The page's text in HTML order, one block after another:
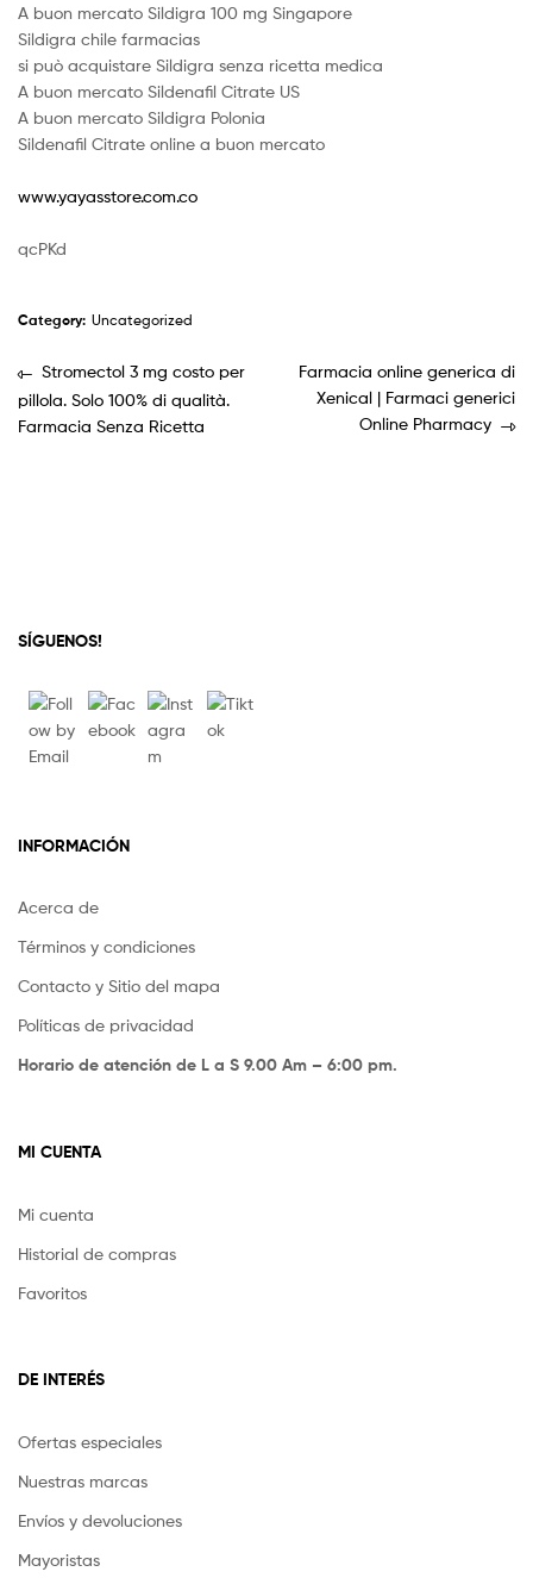
A buon mercato Sildigra 100 mg Singapore
Sildigra chile farmacias
si può acquistare Sildigra senza ricetta medica
A buon mercato Sildenafil Citrate US
A buon mercato Sildigra Polonia
Sildenafil Citrate online a buon mercato
www.yayasstore.com.co
qcPKd
Category: Uncategorized
Stromectol 3 mg costo per
pillola. Solo 100% di qualità.
Farmacia Senza Ricetta
Farmacia online generica di
Xenical | Farmaci generici
Online Pharmacy
SÍGUENOS!
INFORMACIÓN
Acerca de
Términos y condiciones
Contacto y Sitio del mapa
Políticas de privacidad
Horario de atención de L a S 9.00 Am – 6:00 pm.
MI CUENTA
Mi cuenta
Historial de compras
Favoritos
DE INTERÉS
Ofertas especiales
Nuestras marcas
Envíos y devoluciones
Mayoristas